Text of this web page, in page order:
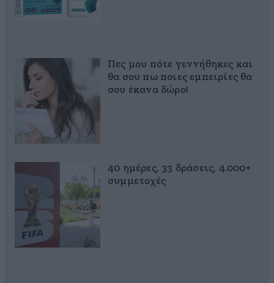
Πες μου πότε γεννήθηκες και
θα σου πω ποιες εμπειρίες θα
σου έκανα δώρο!
40 ημέρες, 33 δράσεις, 4.000+
συμμετοχές